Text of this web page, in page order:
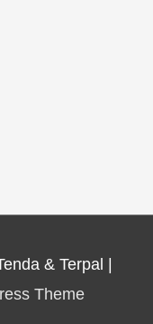
& Terpal |
Theme